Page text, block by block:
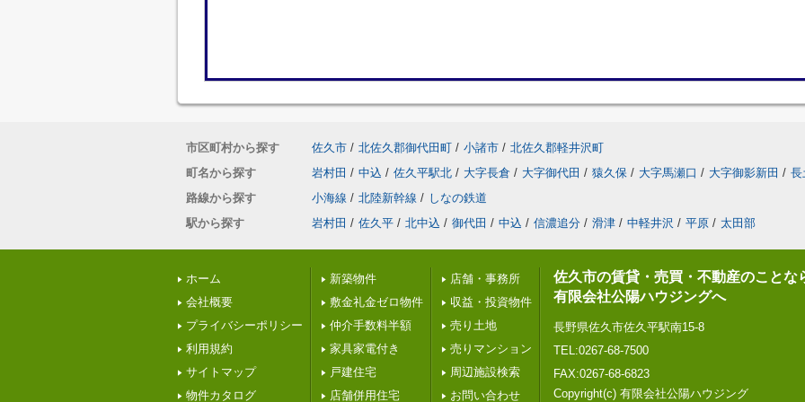
市区町村から探す 佐久市 / 北佐久郡御代田町 / 小諸市 / 北佐久郡軽井沢町
町名から探す
岩村田 / 中込 / 佐久平駅北 / 大字長倉 / 大字御代田 / 猿久保 / 大字馬瀬口 / 大字御影新田 / 長
路線から探す
小海線 / 北陸新幹線 / しなの鉄道
駅から探す
岩村田 / 佐久平 / 北中込 / 御代田 / 中込 / 信濃追分 / 滑津 / 中軽井沢 / 平原 / 太田部
ホーム
会社概要
プライバシーポリシー
利用規約
サイトマップ
物件カタログ
新築物件
敷金礼金ゼロ物件
仲介手数料半額
家具家電付き
戸建住宅
店舗併用住宅
店舗・事務所
収益・投資物件
売り土地
売りマンション
周辺施設検索
お問い合わせ
佐久市の賃貸・売買・不動産のことな
有限会社公陽ハウジングへ
長野県佐久市佐久平駅南15-8
TEL:0267-68-7500
FAX:0267-68-6823
Copyright(c) 有限会社公陽ハウジング